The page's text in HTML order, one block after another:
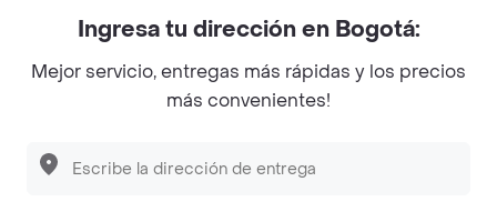
Mercari - Postres
Myriam Camhi Co
Empanaditas de Pipian - Empanadas
Ingresa tu dirección en Bogotá:
Mejor servicio, entregas más rápidas y los precios
más convenientes!